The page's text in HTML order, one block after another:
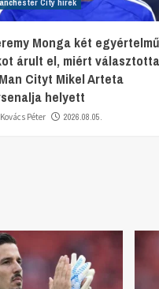
City hírek
Monga két egyértelmű
árult el, miért választotta
Cityt Mikel Arteta
helyett
Kovács Péter 2026.08.05.